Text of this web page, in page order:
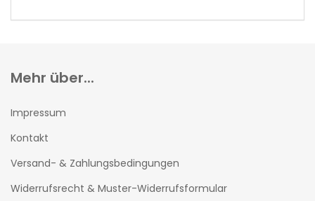
EIN.
Mehr über...
Impressum
Kontakt
Versand- & Zahlungsbedingungen
Widerrufsrecht & Muster-Widerrufsformular